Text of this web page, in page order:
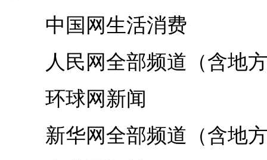
中国网生活消费
人民网全部频道（含地
环球网新闻
新华网全部频道（含地